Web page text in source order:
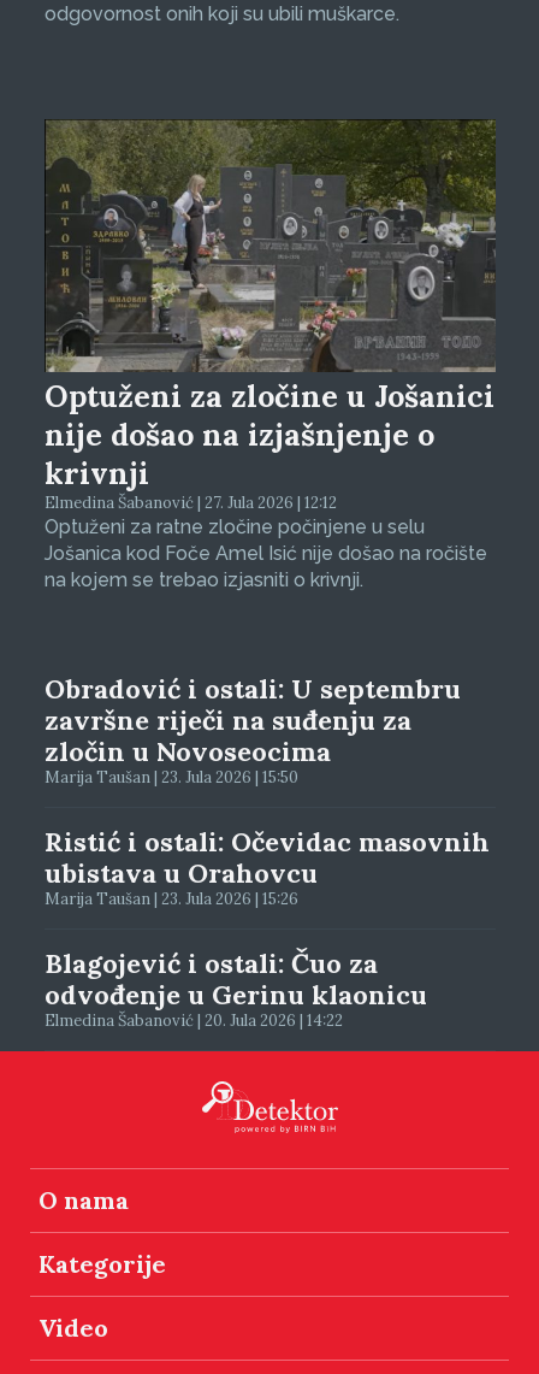
odgovornost onih koji su ubili muškarce.
Optuženi za zločine u Jošanici
nije došao na izjašnjenje o
krivnji
Elmedina Šabanović | 27. Jula 2026 | 12:12
Optuženi za ratne zločine počinjene u selu
Jošanica kod Foče Amel Isić nije došao na ročište
na kojem se trebao izjasniti o krivnji.
Obradović i ostali: U septembru
završne riječi na suđenju za
zločin u Novoseocima
Marija Taušan | 23. Jula 2026 | 15:50
Ristić i ostali: Očevidac masovnih
ubistava u Orahovcu
Marija Taušan | 23. Jula 2026 | 15:26
Blagojević i ostali: Čuo za
odvođenje u Gerinu klaonicu
Elmedina Šabanović | 20. Jula 2026 | 14:22
O nama
Kategorije
Video